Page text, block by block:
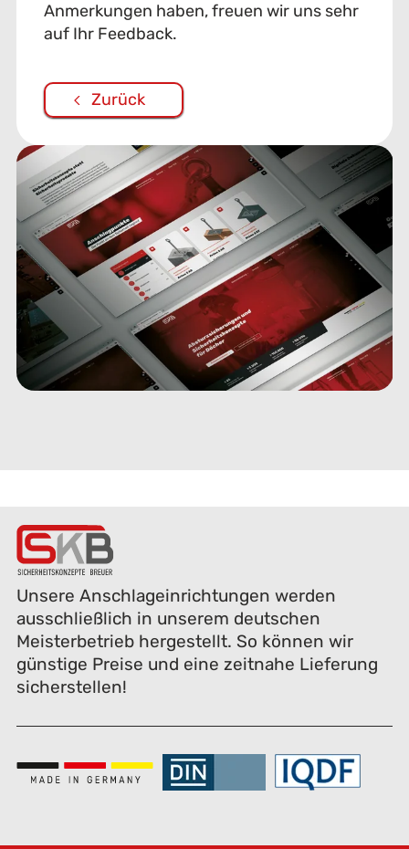
Anmerkungen haben, freuen wir uns sehr
auf Ihr Feedback.
Zurück
Unsere Anschlageinrichtungen werden
ausschließlich in unserem deutschen
Meisterbetrieb hergestellt. So können wir
günstige Preise und eine zeitnahe Lieferung
sicherstellen!